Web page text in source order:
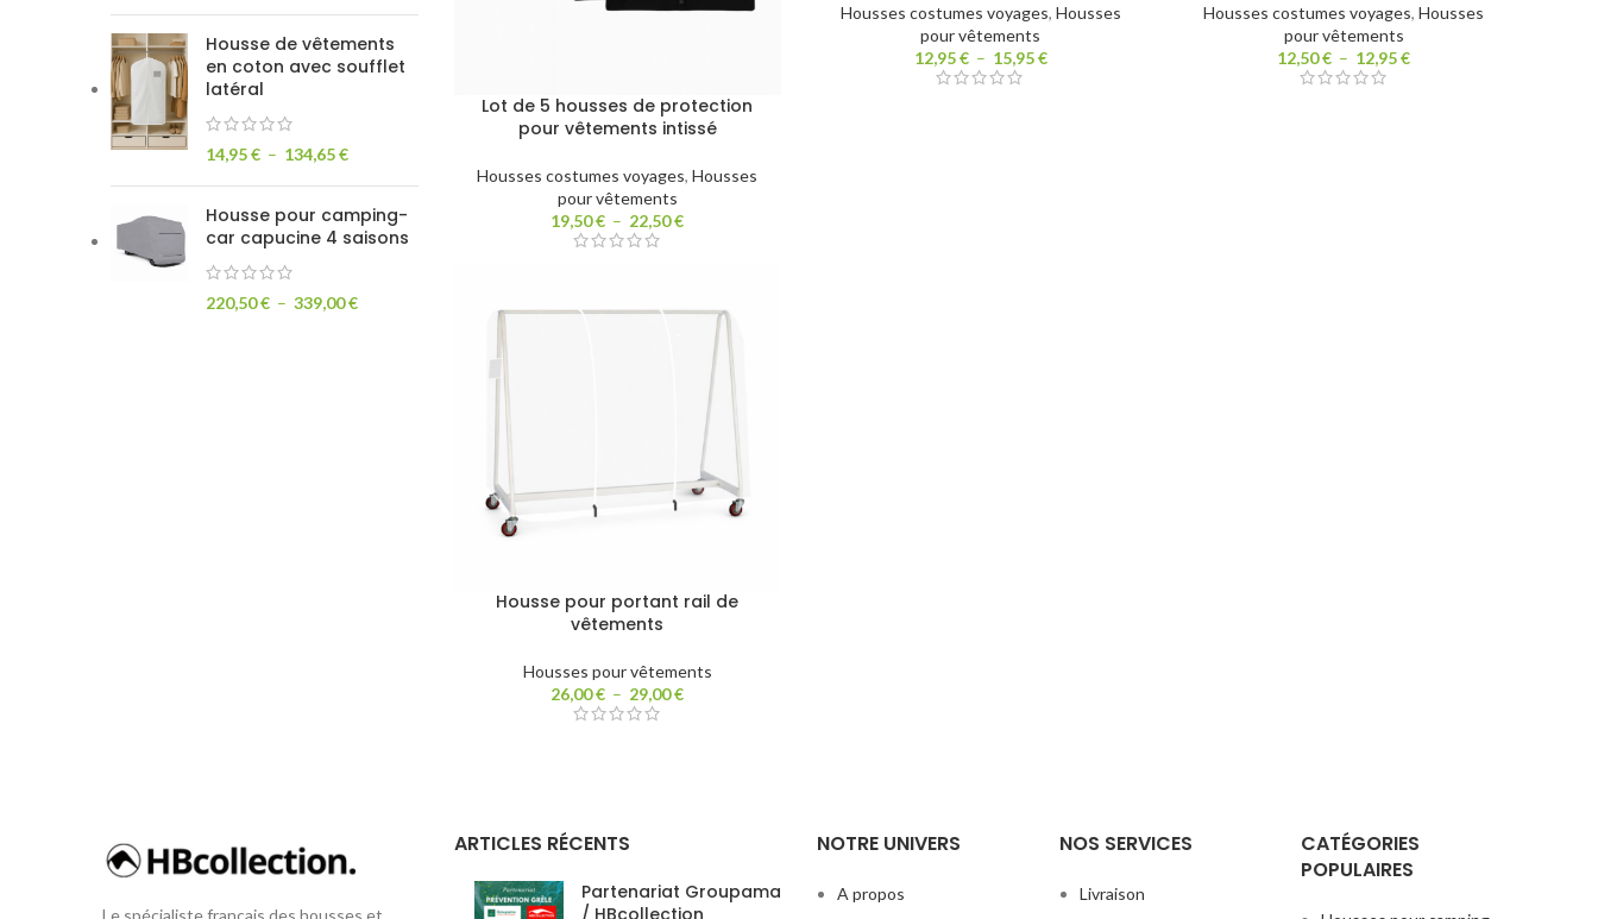
Housse de vêtements
en coton avec soufflet
latéral
14,95€ – 134,65€
Housse pour camping-
car capucine 4 saisons
220,50€ – 339,00€
Lot de 5 housses de protection
pour vêtements intissé
Housses costumes voyages,Housses
pour vêtements
19,50€ – 22,50€
Housses costumes voyages, Housses
pour vêtements
12,95€ – 15,95€
Housses costumes voyages,Housses
pour vêtements
12,50€ – 12,95€
Housse pour portant rail de
vêtements
Housses pour vêtements
26,00€ – 29,00€
Le spécialiste français des housses et
ARTICLES RÉCENTS
Partenariat Groupama
/ HBcollection
NOTRE UNIVERS
A propos
NOS SERVICES
Livraison
CATÉGORIES
POPULAIRES